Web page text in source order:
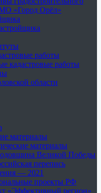
«Город Орёл»
работы
кадастровые работы
области
материалы
материалы
Великой Победы
перепись
— 2021
проекты РФ
«Эффективный регион»